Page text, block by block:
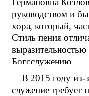
Германовна
руководством и
хора, который,
Стиль пения
Богослужению.
В 2015 году из-
служение требует